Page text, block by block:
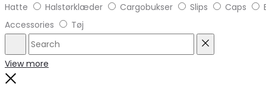
Hatte
Halstørklæder Cargobukser Slips Caps
Accessories
Tøj
Search
View more